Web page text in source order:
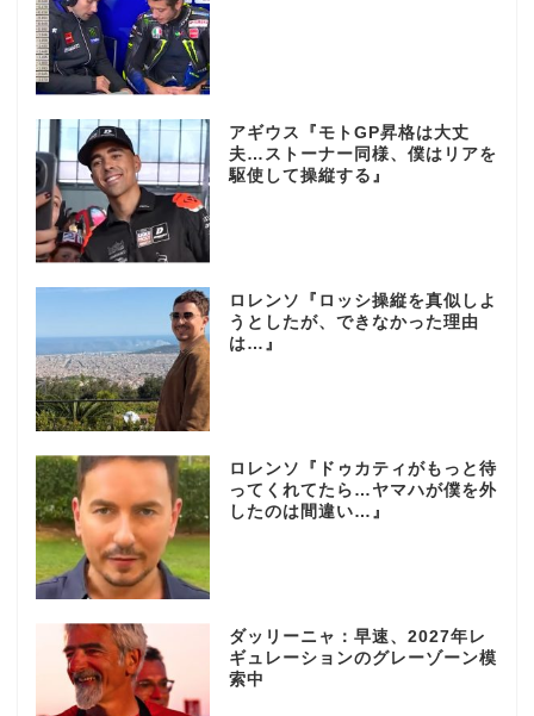
アギウス『モトGP昇格は大丈
夫…ストーナー同様、僕はリアを
駆使して操縦する』
ロレンソ『ロッシ操縦を真似しよ
うとしたが、できなかった理由
は…』
ロレンソ『ドゥカティがもっと待
ってくれてたら…ヤマハが僕を外
したのは間違い…』
ダッリーニャ：早速、2027年レ
ギュレーションのグレーゾーン模
索中